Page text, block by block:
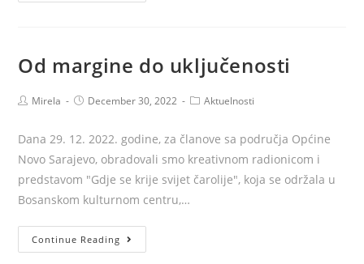
margine
Od margine do uključenosti
PostMirela
PostDecember 30, 2022
PostAktuelnosti
Dana 29. 12. 2022. godine, za članove sa područja Općine
Novo Sarajevo, obradovali smo kreativnom radionicom i
predstavom "Gdje se krije svijet čarolije", koja se održala u
Bosanskom kulturnom centru,…
Continue Reading
margine